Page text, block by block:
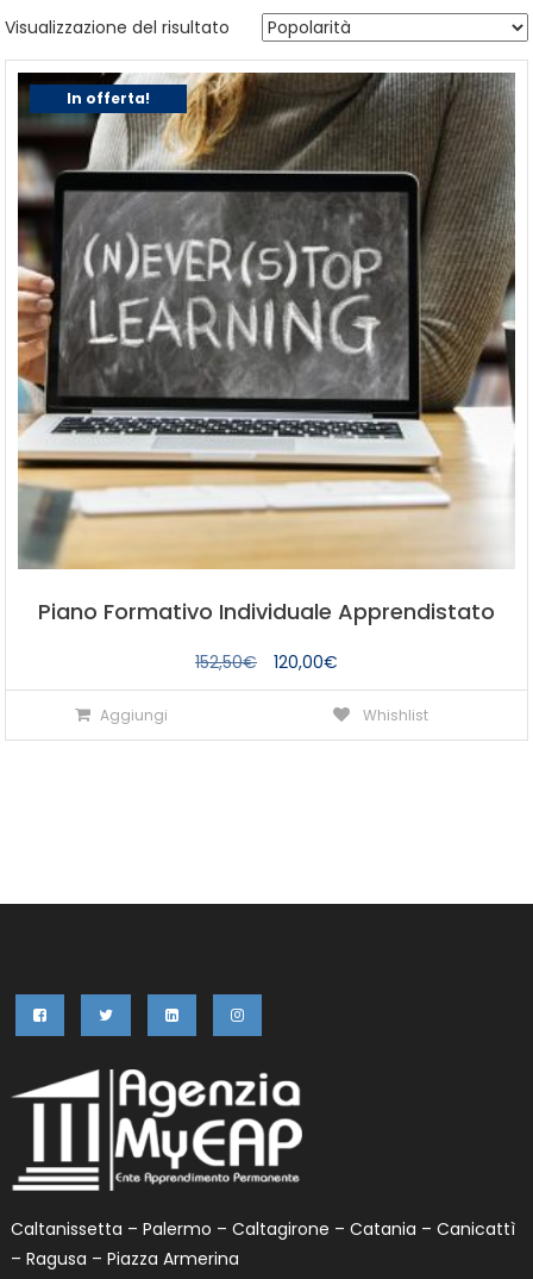
Visualizzazione del risultato
In offerta!
Piano Formativo Individuale Apprendistato
152,50€
Il
prezzo
originale
120,00€
prezzo
attuale
Aggiungi Whishlist
Caltanissetta – Palermo – Caltagirone – Catania – Canicattì
– Ragusa – Piazza Armerina